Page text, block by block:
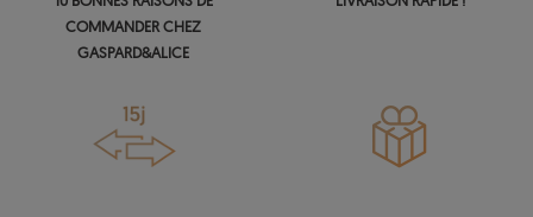
COMMANDER CHEZ
GASPARD&ALICE